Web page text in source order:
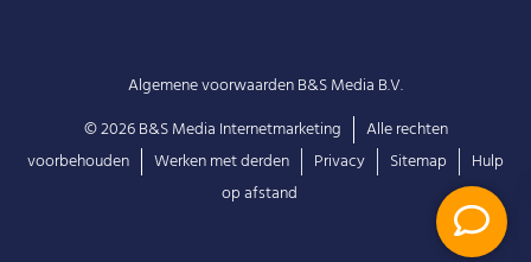
Algemene voorwaarden B&S Media B.V.
© 2026B&S Media Internetmarketing
Alle rechten
voorbehouden
Werken met derden Privacy Sitemap
Hulp
op afstand